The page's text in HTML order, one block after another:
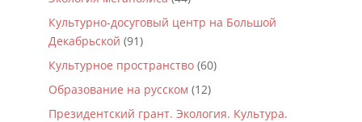
Культурно-досуговый центр на Большой
Декабрьской (91)
Культурное пространство(60)
Образование на русском (12)
Президентский грант. Экология. Культура.